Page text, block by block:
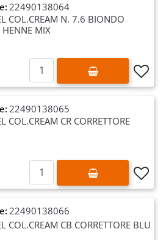
22490138064
COL.CREAM N. 7.6 BIONDO
HENNE MIX
Quantità
22490138065
COL.CREAM CR CORRETTORE
Quantità
22490138066
COL.CREAM CB CORRETTORE BLU